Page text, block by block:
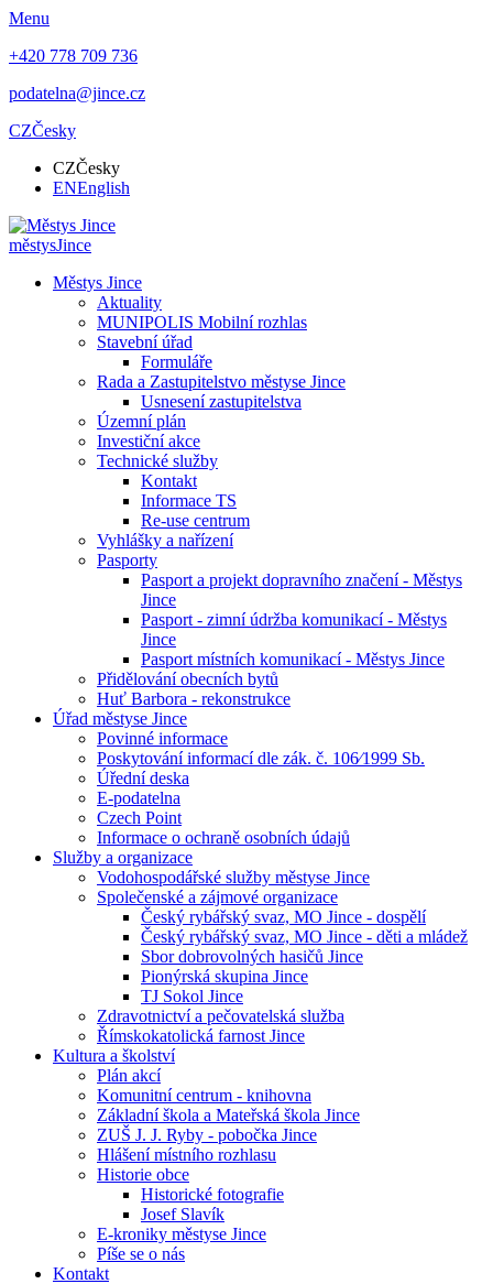
Menu
+420 778 709 736
podatelna@jince.cz
CZČesky
CZČesky
ENEnglish
městysJince
Městys Jince
Aktuality
MUNIPOLIS Mobilní rozhlas
Stavební úřad
Formuláře
Rada a Zastupitelstvo městyse Jince
Usnesení zastupitelstva
Územní plán
Investiční akce
Technické služby
Kontakt
Informace TS
Re-use centrum
Vyhlášky a nařízení
Pasporty
Pasport a projekt dopravního značení - Městys
Jince
Pasport - zimní údržba komunikací - Městys
Jince
Pasport místních komunikací - Městys Jince
Přidělování obecních bytů
Huť Barbora - rekonstrukce
Úřad městyse Jince
Povinné informace
Poskytování informací dle zák. č. 106⁄1999 Sb.
Úřední deska
E-podatelna
Czech Point
Informace o ochraně osobních údajů
Služby a organizace
Vodohospodářské služby městyse Jince
Společenské a zájmové organizace
Český rybářský svaz, MO Jince - dospělí
Český rybářský svaz, MO Jince - děti a mládež
Sbor dobrovolných hasičů Jince
Pionýrská skupina Jince
TJ Sokol Jince
Zdravotnictví a pečovatelská služba
Římskokatolická farnost Jince
Kultura a školství
Plán akcí
Komunitní centrum - knihovna
Základní škola a Mateřská škola Jince
ZUŠ J. J. Ryby - pobočka Jince
Hlášení místního rozhlasu
Historie obce
Historické fotografie
Josef Slavík
E-kroniky městyse Jince
Píše se o nás
Kontakt